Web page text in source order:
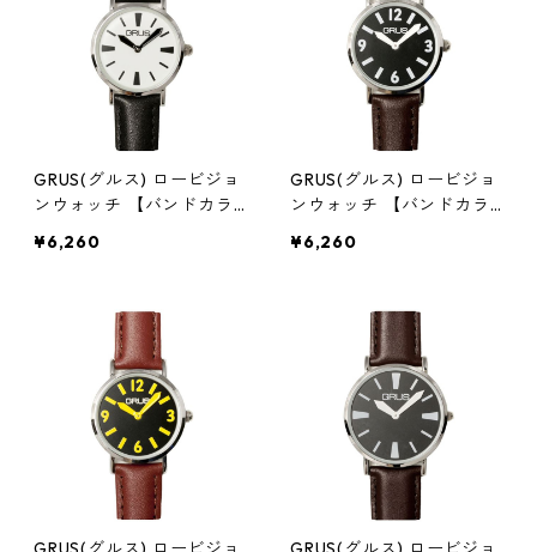
GRUS(グルス) ロービジョ
ンウォッチ 【バンドカラ
ホワイト/インデックスカ
¥6,260
GRUS(グルス) ロービジョ
ンウォッチ 【バンドカラ
ブラック/インデックスカ
03 腕時計 見やすい時計
¥6,260